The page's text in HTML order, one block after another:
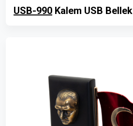
USB-990 Kalem USB Bellek